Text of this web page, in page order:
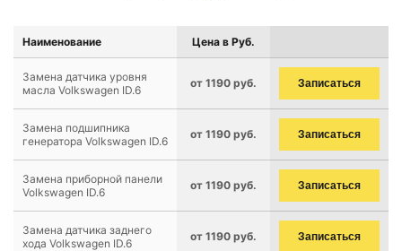
Наименование Цена в Руб.
Замена датчика уровня
масла Volkswagen ID.6
от 1190 руб. Записаться
Замена подшипника
генератора Volkswagen ID.6
от 1190 руб. Записаться
Замена приборной панели
Volkswagen ID.6
от 1190 руб. Записаться
Замена датчика заднего
хода Volkswagen ID.6
от 1190 руб. Записаться